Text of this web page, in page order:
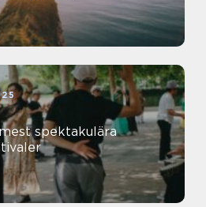
spektakulära